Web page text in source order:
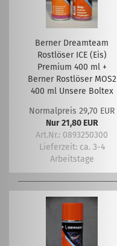
Berner Dreamteam
Rostlöser ICE (Eis)
Premium 400 ml +
Berner Rostlöser MOS2
400 ml Unsere Boltex
Normalpreis 29,70 EUR
Nur 21,80 EUR
Art.Nr.: 0893250300
Lieferzeit: ca. 3-4
Arbeitstage